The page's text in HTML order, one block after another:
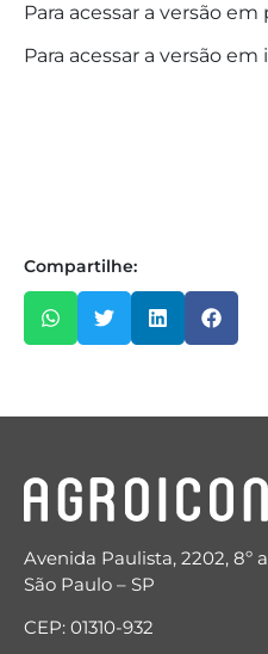
Para acessar a versão
Para acessar a versão em
Compartilhe:
Avenida Paulista, 2202, 8º
São Paulo – SP
CEP: 01310-932